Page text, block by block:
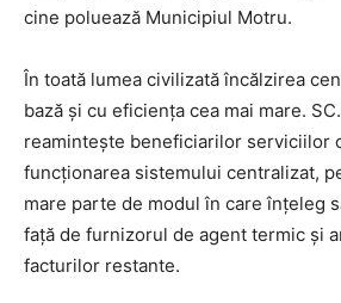
cine poluează Municipiul Motru.
În toată lumea civilizată încălzirea
bază și cu eficiența cea mai mare.
reamintește beneficiarilor serviciilor
funcționarea sistemului centralizat,
mare parte de modul în care înțeleg
față de furnizorul de agent termic și
facturilor restante.